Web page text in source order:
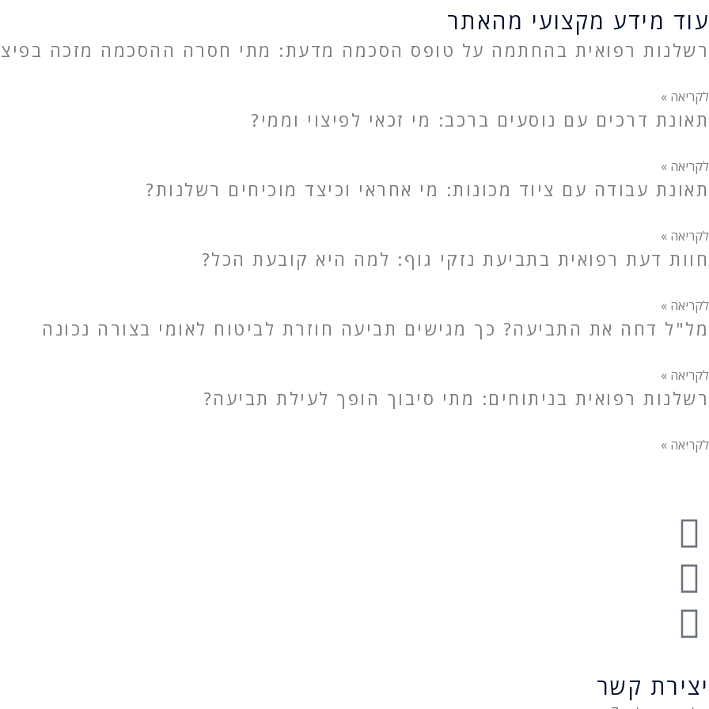
עוד מידע מקצועי מהאתר
רשלנות רפואית בהחתמה על טופס הסכמה מדעת: מתי חסרה ההסכמה מזכה
לקריאה »
תאונת דרכים עם נוסעים ברכב: מי זכאי לפיצוי וממי?
לקריאה »
תאונת עבודה עם ציוד מכונות: מי אחראי וכיצד מוכיחים רשלנות?
לקריאה »
חוות דעת רפואית בתביעת נזקי גוף: למה היא קובעת הכל?
לקריאה »
מל"ל דחה את התביעה? כך מגישים תביעה חוזרת לביטוח לאומי בצורה נכונה
לקריאה »
רשלנות רפואית בניתוחים: מתי סיבוך הופך לעילת תביעה?
לקריאה »
יצירת קשר